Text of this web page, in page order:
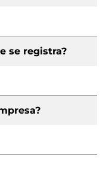
se registra?